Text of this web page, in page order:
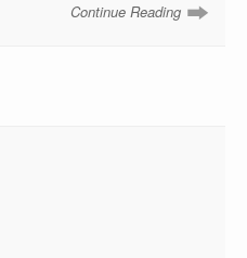
Continue Reading